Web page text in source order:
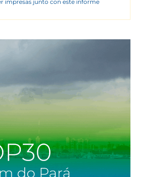
impresas junto con este informe